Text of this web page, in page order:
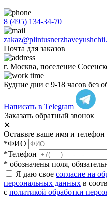
8 (495) 134-34-70
Почта для заказов
г. Москва, поселение
Будние дни с 9-18 часов без
Написать в Telegram
Заказать обратный звонок
✕
Оставьте ваше имя и
*ФИО
*Телефон
* обозначены поля,
Я даю свое согласие на
персональных данных в
с политикой обработки